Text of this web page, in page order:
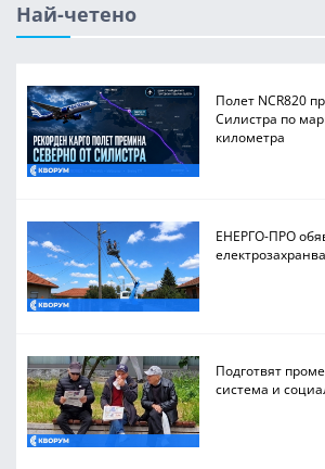
Най-четено
Полет NCR820
Силистра по
километра
ЕНЕРГО-ПРО
Подготвят
система и